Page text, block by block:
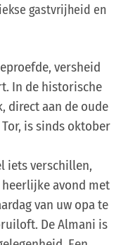
gastvrijheid en
versheid
In de historische
direct aan de oude
is sinds oktober
iets verschillen,
avond met
van uw opa te
De Almani is